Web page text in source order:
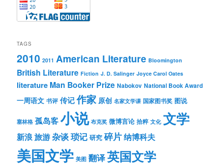
TAGS
2010 2011 American Literature Bloomington
British Literature Fiction J. D. Salinger Joyce Carol Oates
literature Man Booker Prize Nabokov National Book Award
一周语文 书评 传记作家 原创 名家文学课 国家图书奖 图说
塞林格 孤岛客小说 布克奖 微博言论 拾粹 文化 文学
新浪旅游杂谈琐记 研究 碎片纳博科夫
美国文学 美图 翻译英国文学